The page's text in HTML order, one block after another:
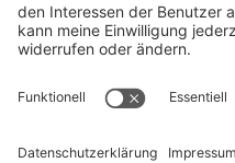
Impressum
Cookie-Richtlinie (EU)